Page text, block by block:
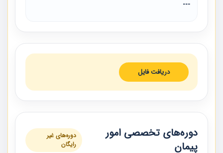
---
دریافت فایل
دوره‌های تخصصی امور
پیمان
دوره‌های غیر
رایگان